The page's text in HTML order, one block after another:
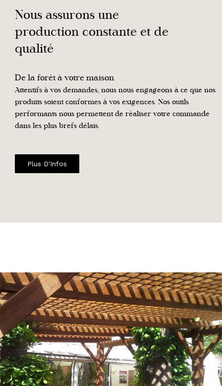
Nous assurons une
production constante et de
qualité
De la forêt à votre maison
Attentifs à vos demandes, nous nous engageons à ce que nos
produits soient conformes à vos exigences. Nos outils
performants nous permettent de réaliser votre commande
dans les plus brefs délais.
Plus D'Infos